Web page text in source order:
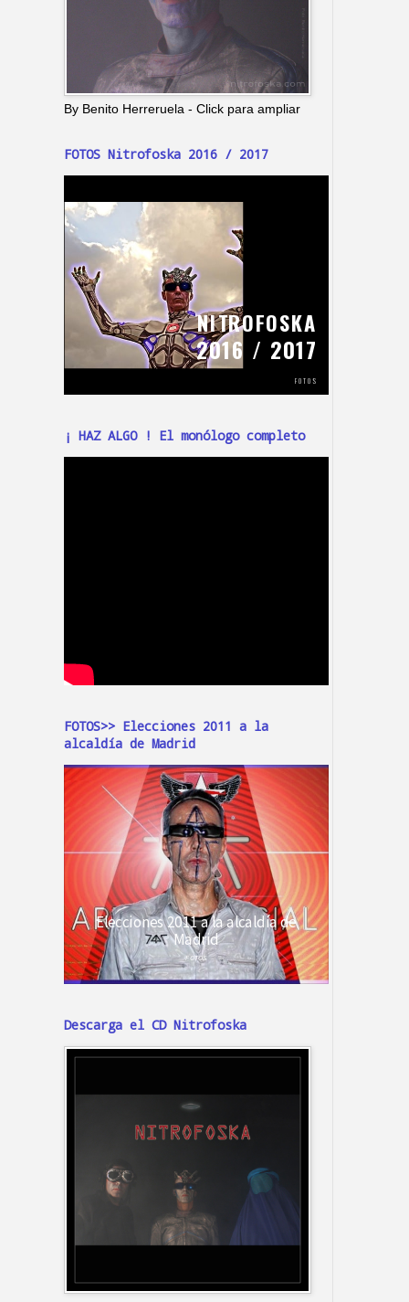
By Benito Herreruela - Click para ampliar
FOTOS Nitrofoska 2016 / 2017
¡ HAZ ALGO ! El monólogo completo
FOTOS>> Elecciones 2011 a la
alcaldía de Madrid
Descarga el CD Nitrofoska